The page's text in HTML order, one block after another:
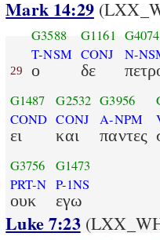
Mark 14:29
29
G3588
T-NSM
ο
G1161
CONJ
δε
G4074
N-
G1487
COND
ει
G2532
CONJ
και
G3956
A-NPM
παντες
G3756
PRT-N
ουκ
G1473
P-1NS
εγω
Luke 7:23